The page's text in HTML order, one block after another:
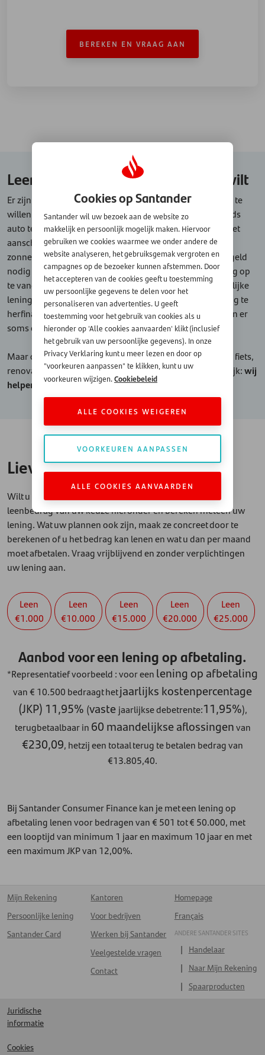
BEREKEN EN VRAAG AAN
Leen € 5.000 voor ieder doel dat u wilt
Er zijn verschillende, uiteenlopende redenen om € 5.000 te
willen lenen. Bijvoorbeeld om een nieuwe of tweedehands
auto te financieren. Of misschien wilt u geld lenen voor het
aanschaffen van energiebesparende maatregelen, zoals
zonnepanelen of het isoleren van uw huis. Gewoonweg geld
nodig om een onverwachte kost zoals een autoherstelling op
te vangen, kan natuurlijk ook. Heeft u reeds een persoonlijke
lening lopen? In dat geval kunt u overwegen om uw lening te
herfinancieren. U kan hierbij van leenvorm veranderen en er
soms ook mee besparen.
Maar of u nu € 5.000 wil lenen voor een auto, elektrische fiets,
renovatie van uw woning, vakantie, wereldreis of huwelijk:wij
helpen u graag op weg.
Liever een ander bedrag lenen?
Wilt u meer of minder lenen dan € 5.000, klik dan op het
leenbedrag van uw keuze hieronder en bereken meteen uw
lening. Wat uw plannen ook zijn, maak ze concreet door te
berekenen of u het bedrag kan lenen en wat u dan per maand
moet afbetalen. Vraag vrijblijvend en zonder verplichtingen
uw lening aan.
Leen
€1.000
Leen
€10.000
Leen
€15.000
Leen
€20.000
Leen
€25.000
Aanbod voor een lening op afbetaling.
*Representatief voorbeeld : voor een lening op afbetaling
van € 10.500 bedraagt hetjaarlijks kostenpercentage
(JKP) 11,95% (vaste jaarlijkse debetrente:11,95%),
terugbetaalbaar in 60 maandelijkse aflossingenvan
€230,09, hetzij een totaal terug te betalen bedrag van
€13.805,40.
Bij Santander Consumer Finance kan je met een lening op
afbetaling lenen voor bedragen van € 501 tot € 50.000, met
een looptijd van minimum 1 jaar en maximum 10 jaar en met
een maximum JKP van 12,00%.
Mijn Rekening
Persoonlijke lening
Santander Card
Kantoren
Voor bedrijven
Werken bij Santander
Veelgestelde vragen
Contact
Homepage
Français
ANDERE SANTANDER SITES
Handelaar
Naar Mijn Rekening
Spaarproducten
Juridische
informatie
Cookies
Cookies op Santander
Santander wil uw bezoek aan de website zo
makkelijk en persoonlijk mogelijk maken. Hiervoor
gebruiken we cookies waarmee we onder andere de
website analyseren, het gebruiksgemak vergroten en
campagnes op de bezoeker kunnen afstemmen. Door
het accepteren van de cookies geeft u toestemming
uw persoonlijke gegevens te delen voor het
personaliseren van advertenties. U geeft
toestemming voor het gebruik van cookies als u
hieronder op 'Alle cookies aanvaarden' klikt (inclusief
het gebruik van uw persoonlijke gegevens). In onze
Privacy Verklaring kunt u meer lezen en door op
"voorkeuren aanpassen" te klikken, kunt u uw
voorkeuren wijzigen.Cookiebeleid
ALLE COOKIES WEIGEREN
VOORKEUREN AANPASSEN
ALLE COOKIES AANVAARDEN